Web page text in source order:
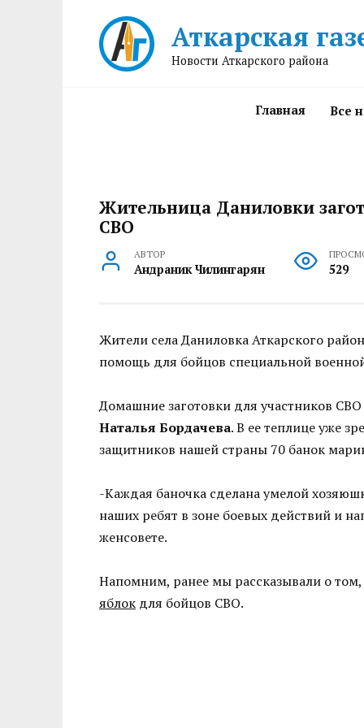
Аткарская
Новости Аткарского района
Главная Все
Жительница Даниловки
СВО
АВТОР
Андраник Чилингарян 529
Жители села Даниловка Аткарского
помощь для бойцов специальной
Домашние заготовки для участников
Наталья Бордачева. В ее теплице уже
защитников нашей страны 70 банок
-Каждая баночка сделана умелой
наших ребят в зоне боевых действий и
женсовете.
Напомним, ранее мы рассказывали о
яблок для бойцов СВО.